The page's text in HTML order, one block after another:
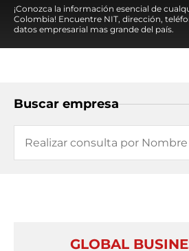
¡Conozca la información esencial de
Colombia! Encuentre NIT, dirección,
datos empresarial mas grande del país.
Buscar empresa
GLOBAL